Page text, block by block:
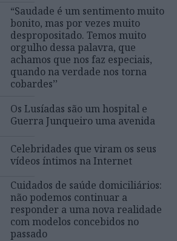
“Saudade é um sentimento muito
bonito, mas por vezes muito
despropositado. Temos muito
orgulho dessa palavra, que
achamos que nos faz especiais,
quando na verdade nos torna
cobardes’’
Os Lusíadas são um hospital e
Guerra Junqueiro uma avenida
Celebridades que viram os seus
vídeos íntimos na Internet
Cuidados de saúde domiciliários:
não podemos continuar a
responder a uma nova realidade
com modelos concebidos no
passado